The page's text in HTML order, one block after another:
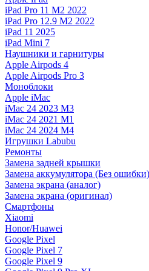
iPad Pro 11 M2 2022
iPad Pro 12.9 M2 2022
iPad 11 2025
iPad Mini 7
Наушники и гарнитуры
Apple Airpods 4
Apple Airpods Pro 3
Моноблоки
Apple iMac
iMac 24 2023 M3
iMac 24 2021 M1
iMac 24 2024 M4
Игрушки Labubu
Ремонты
Замена задней крышки
Замена аккумулятора (Без ошибки)
Замена экрана (аналог)
Замена экрана (оригинал)
Смартфоны
Xiaomi
Honor/Huawei
Google Pixel
Google Pixel 7
Google Pixel 9